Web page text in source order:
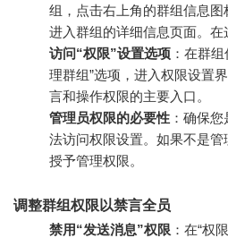
组，点击右上角的群组信息图
进入群组的详细信息页面。在
访问“权限”设置选项 ：在群
理群组”选项，进入权限设置
言和操作权限的主要入口。
管理员权限的必要性 ：确保
法访问权限设置。如果不是
授予管理权限。
调整群组权限以禁言全员
禁用“发送消息”权限 ：在“权